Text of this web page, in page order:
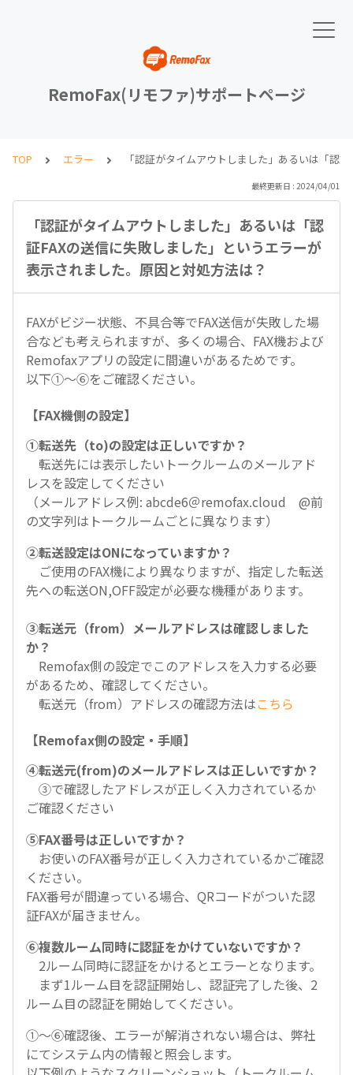
RemoFax(リモファ)サポートページ
TOP エラー 「認証がタイムアウトしました」あるいは「認
最終更新日 : 2024/04/01
「認証がタイムアウトしました」あるいは「認
証FAXの送信に失敗しました」というエラーが
表示されました。原因と対処方法は？
FAXがビジー状態、不具合等でFAX送信が失敗した場
合なども考えられますが、多くの場合、FAX機および
Remofaxアプリの設定に間違いがあるためです。
以下①～⑥をご確認ください。
【FAX機側の設定】
①転送先（to)の設定は正しいですか？
転送先には表示したいトークルームのメールアド
レスを設定してください
（メールアドレス例: abcde6＠remofax.cloud @前
の文字列はトークルームごとに異なります）
②転送設定はONになっていますか？
ご使用のFAX機により異なりますが、指定した転送
先への転送ON,OFF設定が必要な機種があります。
③転送元（from）メールアドレスは確認しました
か？
Remofax側の設定でこのアドレスを入力する必要
があるため、確認してください。
転送元（from）アドレスの確認方法はこちら
【Remofax側の設定・手順】
④転送元(from)のメールアドレスは正しいですか？
③で確認したアドレスが正しく入力されているか
ご確認ください
⑤FAX番号は正しいですか？
お使いのFAX番号が正しく入力されているかご確認
ください。
FAX番号が間違っている場合、QRコードがついた認
証FAXが届きません。
⑥複数ルーム同時に認証をかけていないですか？
2ルーム同時に認証をかけるとエラーとなります。
まず1ルーム目を認証開始し、認証完了した後、2
ルーム目の認証を開始してください。
①～⑥確認後、エラーが解消されない場合は、弊社
にてシステム内の情報と照会します。